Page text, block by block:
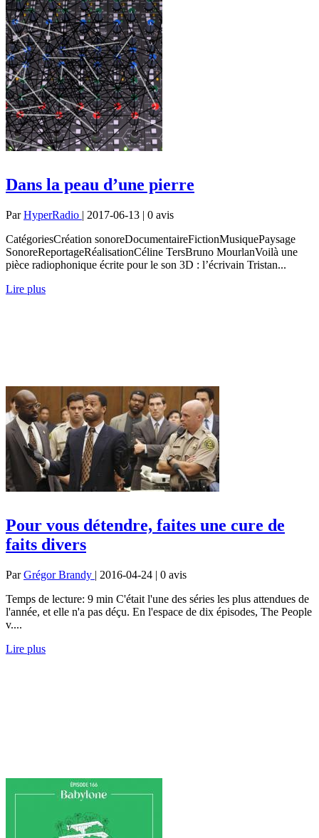
Dans la peau d’une pierre
ParHyperRadio | 2017-06-13 | 0 avis
CatégoriesCréation sonoreDocumentaireFictionMusiquePaysage
SonoreReportageRéalisationCéline TersBruno MourlanVoilà une
pièce radiophonique écrite pour le son 3D : l’écrivain Tristan...
Lire plus
Pour vous détendre, faites une cure de
faits divers
ParGrégor Brandy | 2016-04-24 | 0 avis
Temps de lecture: 9 min C'était l'une des séries les plus attendues de
l'année, et elle n'a pas déçu. En l'espace de dix épisodes, The People
v....
Lire plus